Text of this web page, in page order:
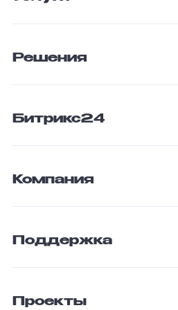
Решения
Битрикс24
Компания
Поддержка
Проекты